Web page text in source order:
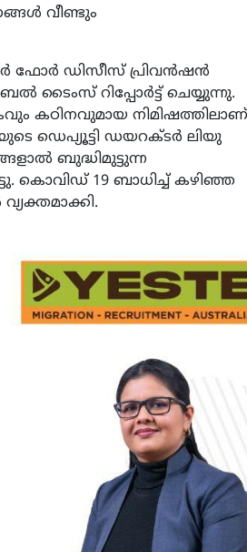
വീണ്ടും
ഫോര്‍ ഡിസീസ് പ്രിവന്‍ഷന്‍
ടൈംസ് റിപ്പോര്‍ട്ട് ചെയ്യുന്നു.
കഠിനവുമായ നിമിഷത്തിലാണ്
ഡെപ്യൂട്ടി ഡയറക്ടര്‍ ലിയു
ബുദ്ധിമുട്ടുന്ന
കൊവിഡ് 19 ബാധിച്ച് കഴിഞ്ഞ